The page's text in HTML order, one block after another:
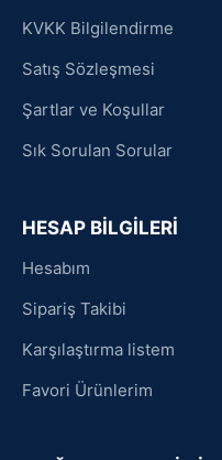
KVKK Bilgilendirme
Satış Sözleşmesi
Şartlar ve Koşullar
Sık Sorulan Sorular
HESAP BİLGİLERİ
Hesabım
Sipariş Takibi
Karşılaştırma listem
Favori Ürünlerim